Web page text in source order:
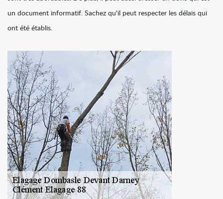
un document informatif. Sachez qu'il peut respecter les délais qui
ont été établis.